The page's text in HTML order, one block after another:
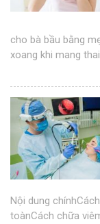
cho bà bầu bằng
xoang khi mang
Nội dung
toànCách chữa